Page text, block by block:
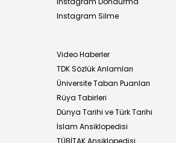
Instagram Silme
Video Haberler
TDK Sözlük Anlamları
Üniversite Taban Puanları
Rüya Tabirleri
Dünya Tarihi ve Türk Tarihi
İslam Ansiklopedisi
TÜBİTAK Ansiklopedisi